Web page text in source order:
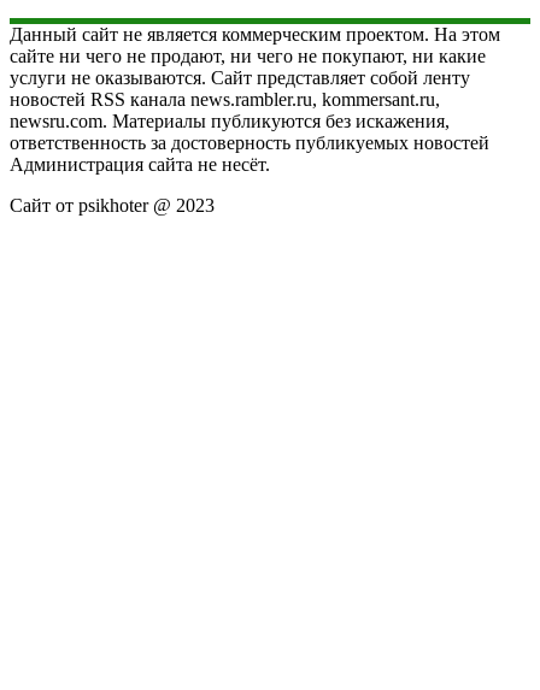
Данный сайт не является коммерческим проектом. На этом
сайте ни чего не продают, ни чего не покупают, ни какие
услуги не оказываются. Сайт представляет собой ленту
новостей RSS канала news.rambler.ru, kommersant.ru,
newsru.com. Материалы публикуются без искажения,
ответственность за достоверность публикуемых новостей
Администрация сайта не несёт.
Сайт от psikhoter @ 2023